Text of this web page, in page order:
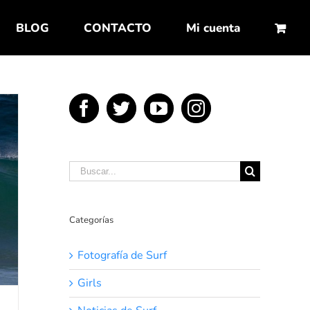
BLOG CONTACTO Mi cuenta
Buscar:
Categorías
Fotografía de Surf
Girls